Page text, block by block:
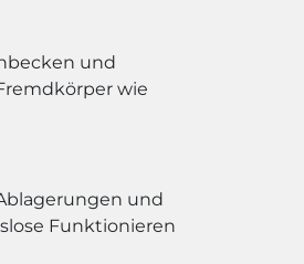
und
wie
und
Funktionieren